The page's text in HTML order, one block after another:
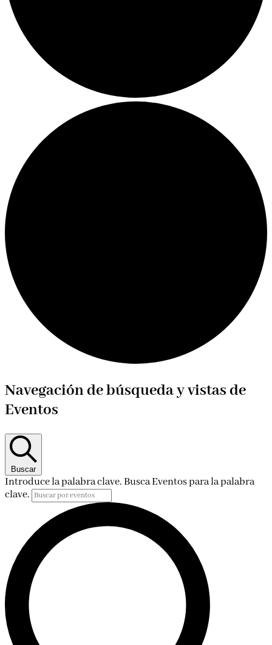
Eventos
Navegación de búsqueda y vistas de
Eventos
Buscar
Introduce la palabra clave. Busca Eventos para la palabra
clave.